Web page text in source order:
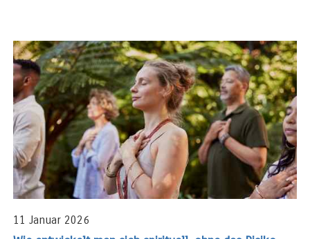
11 Januar 2026